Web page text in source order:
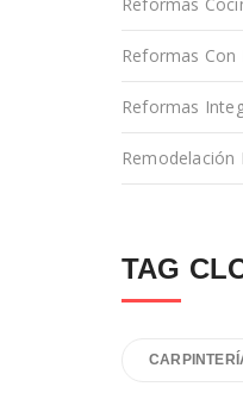
Reformas Con
Reformas
Remodelación
TAG